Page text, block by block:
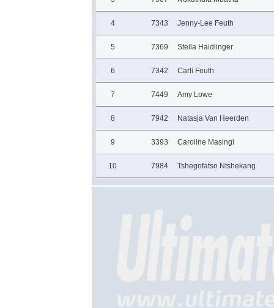
4 7343 Jenny-Lee Feuth
5 7369 Stella Haidlinger
6 7342 Carli Feuth
7 7449 Amy Lowe
8 7942 Natasja Van Heerden
9 3393 Caroline Masingi
10 7984 Tshegofatso Ntshekang